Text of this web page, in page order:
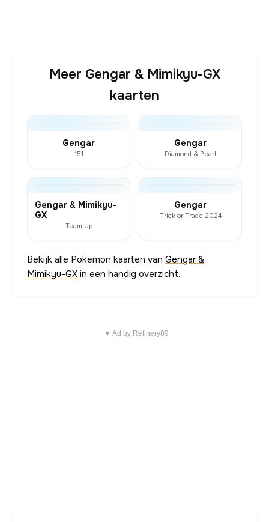
Meer Gengar & Mimikyu-GX
kaarten
Gengar
151
Gengar
Diamond & Pearl
Gengar & Mimikyu-
GX
Team Up
Gengar
Trick or Trade 2024
Bekijk alle Pokemon kaarten van Gengar &
Mimikyu-GX in een handig overzicht.
▼ Ad by Refinery89